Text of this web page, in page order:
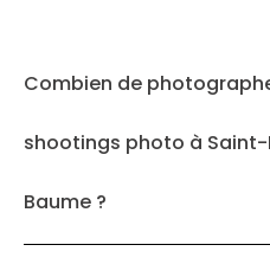
Combien de
shootings photo à
Baume ?